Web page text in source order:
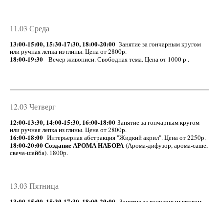
11.03 Среда
13:00-15:00, 15:30-17:30, 18:00-20:00 Занятие за гончарным кругом
или ручная лепка из глины. Цена от 2800р.
18:00-19:30 Вечер живописи. Свободная тема. Цена от 1000 р .
12.03 Четверг
12:00-13:30, 14:00-15:30, 16:00-18:00 Занятие за гончарным кругом
или ручная лепка из глины. Цена от 2800р.
16:00-18:00 Интерьерная абстракция "Жидкий акрил". Цена от 2250р.
18:00-20:00 Создание АРОМА НАБОРА(Арома-дифузор, арома-саше,
свеча-шайба). 1800р.
13.03 Пятница